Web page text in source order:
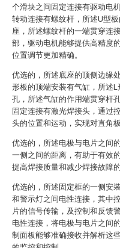
个滑块之间固定连接有驱动电
转动连接有螺纹杆，所述U型
座，所述螺纹杆的一端贯穿连
部，驱动电机能够提供高精度
位置调节更加精确。
优选的，所述底座的顶侧边缘
形板的顶端安装有气缸，所述
孔，所述气缸的作用端贯穿杆
固定连接有激光焊接头，通过
头的位置和运动，实现对直角
优选的，所述电极与电片之间
一侧之间的距离，有助于有效
提高焊接质量和减少焊接故障的
优选的，所述固定框的一侧安
和警示灯之间电性连接，其中
片的信号传输，及控制和反馈
电性连接，将电极与电片之间
制面板能够准确接收并解析这